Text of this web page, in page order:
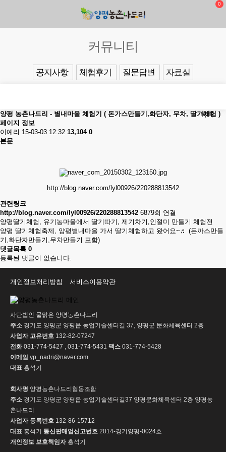
0
커뮤니티
공지사항 체험후기 질문답변 자료실
목록
양평 농촌나드리 - 별내마을 체험기 ( 돈가스만들기,화단자, 무차, 딸기체험 )
페이지 정보
이예리 15-03-03 12:32 13,104 0
본문
http://blog.naver.com/lyl00926/220288813542
관련링크
http://blog.naver.com/lyl00926/220288813542 6879회 연결
양평딸기체험, 유기농마을에서 딸기따기, 제기차기,인절미 만들기 체험전
양평 딸기체험축제, 양평별내마을 가서 딸기체험하고 왔어요~♬ (돈까스만들
기,화단자만들기,무차만들기 포함)
댓글목록 0
등록된 댓글이 없습니다.
개인정보처리방침 서비스이용약관
사단법인 물맑은 양평농촌나드리
주소 경기도 양평군 양평읍 농업기술센터길 37, 양평군 문화체육센터 2층
사업자 고유번호 132-82-07247
전화031-774-5427 , 031-774-5431 팩스 031-774-5428
이메일 yp_nadri@naver.com
대표 홍석기
회사명 양평농촌나드리협동조합
주소 경기도 양평군 양평읍 농업기술센터길37 양평문화체육센터 2층 양평농
촌나드리
사업자 등록번호 132-86-15712
대표 홍석기 통신판매업신고번호 2014-경기양평-0024호
개인정보 보호책임자홍석기